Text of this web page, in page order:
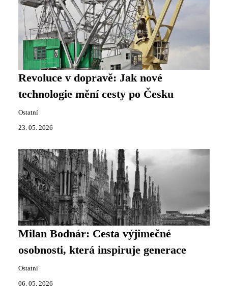
Revoluce v dopravě: Jak nové
technologie mění cesty po Česku
Ostatní
23. 05. 2026
Milan Bodnár: Cesta výjimečné
osobnosti, která inspiruje generace
Ostatní
06. 05. 2026